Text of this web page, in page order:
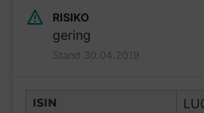
RISIKO
gering
Stand 30.04.2019
ISIN